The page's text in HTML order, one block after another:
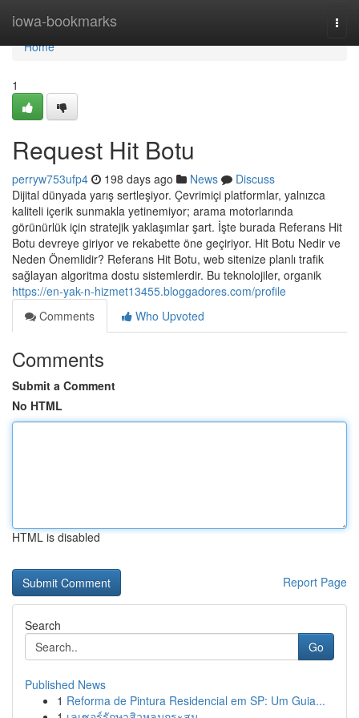
iowa-bookmarks
Home
Home
1
Request Hit Botu
perryw753ufp4 198 days ago News
Discuss
Dijital dünyada yarış sertleşiyor. Çevrimiçi platformlar, yalnızca
kaliteli içerik sunmakla yetinemiyor; arama motorlarında
görünürlük için stratejik yaklaşımlar şart. İşte burada Referans Hit
Botu devreye giriyor ve rekabette öne geçiriyor. Hit Botu Nedir ve
Neden Önemlidir? Referans Hit Botu, web sitenize planlı trafik
sağlayan algoritma dostu sistemlerdir. Bu teknolojiler, organik
https://en-yak-n-hizmet13455.bloggadores.com/profile
Comments
Who Upvoted
Comments
Submit a Comment
No HTML
HTML is disabled
Report Page
Search
Go
Published News
1 Reforma de Pintura Residencial em SP: Um Guia...